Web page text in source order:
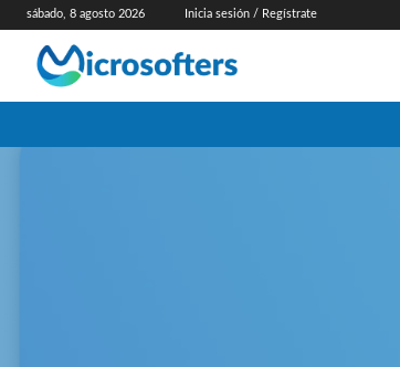
sábado, 8 agosto 2026 Inicia sesión / Regístrate